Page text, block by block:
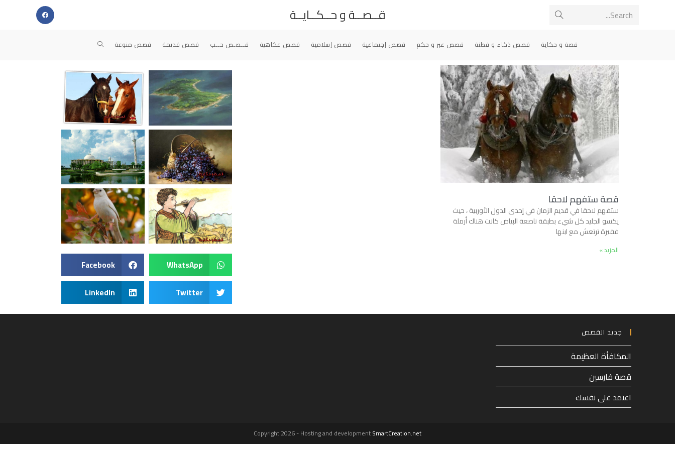
Search... قــصــة و حــكــايــة
قصة و حكاية قصص ذكاء و فطنة قصص عبر و حكم قصص إجتماعية قصص إسلامية قصص فكاهية قــصـص حــب قصص قديمة قصص منوعة
قصة ستفهم لاحقا
ستفهم لاحقا في قديم الزمان في إحدى الدول الأوربية ، حيث
يكسو الجليد كل شيء بطبقة ناصعة البياض كانت هناك أرملة
فقيرة ترتعش مع ابنها
المزيد »
WhatsApp
Facebook
Twitter
LinkedIn
جديد القصص
المكافأة العظيمة
قصة فارسين
اعتمد على نفسك
Copyright 2026 - Hosting and developmentSmartCreation.net